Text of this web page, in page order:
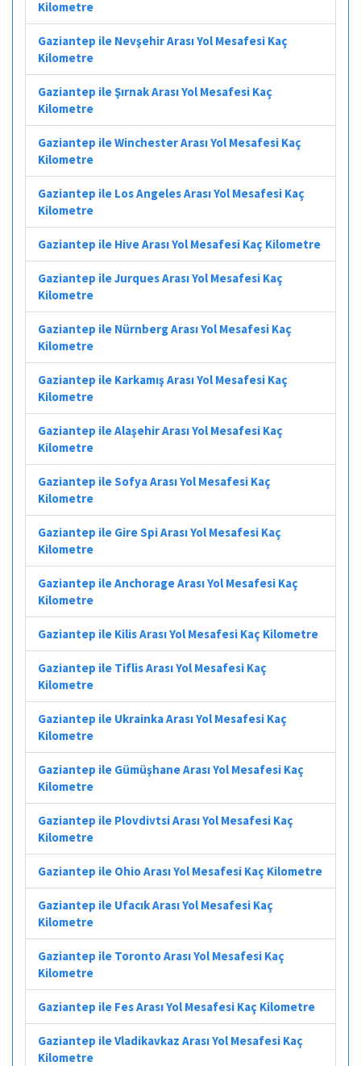
Kilometre
Gaziantep ile Nevşehir Arası Yol Mesafesi Kaç
Kilometre
Gaziantep ile Şırnak Arası Yol Mesafesi Kaç
Kilometre
Gaziantep ile Winchester Arası Yol Mesafesi Kaç
Kilometre
Gaziantep ile Los Angeles Arası Yol Mesafesi Kaç
Kilometre
Gaziantep ile Hive Arası Yol Mesafesi Kaç Kilometre
Gaziantep ile Jurques Arası Yol Mesafesi Kaç
Kilometre
Gaziantep ile Nürnberg Arası Yol Mesafesi Kaç
Kilometre
Gaziantep ile Karkamış Arası Yol Mesafesi Kaç
Kilometre
Gaziantep ile Alaşehir Arası Yol Mesafesi Kaç
Kilometre
Gaziantep ile Sofya Arası Yol Mesafesi Kaç
Kilometre
Gaziantep ile Gire Spi Arası Yol Mesafesi Kaç
Kilometre
Gaziantep ile Anchorage Arası Yol Mesafesi Kaç
Kilometre
Gaziantep ile Kilis Arası Yol Mesafesi Kaç Kilometre
Gaziantep ile Tiflis Arası Yol Mesafesi Kaç
Kilometre
Gaziantep ile Ukrainka Arası Yol Mesafesi Kaç
Kilometre
Gaziantep ile Gümüşhane Arası Yol Mesafesi Kaç
Kilometre
Gaziantep ile Plovdivtsi Arası Yol Mesafesi Kaç
Kilometre
Gaziantep ile Ohio Arası Yol Mesafesi Kaç Kilometre
Gaziantep ile Ufacık Arası Yol Mesafesi Kaç
Kilometre
Gaziantep ile Toronto Arası Yol Mesafesi Kaç
Kilometre
Gaziantep ile Fes Arası Yol Mesafesi Kaç Kilometre
Gaziantep ile Vladikavkaz Arası Yol Mesafesi Kaç
Kilometre